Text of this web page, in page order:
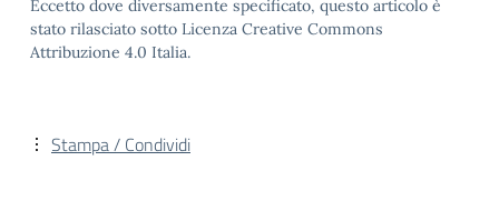
Eccetto dove diversamente specificato, questo articolo è
stato rilasciato sotto Licenza Creative Commons
Attribuzione 4.0 Italia.
Stampa / Condividi